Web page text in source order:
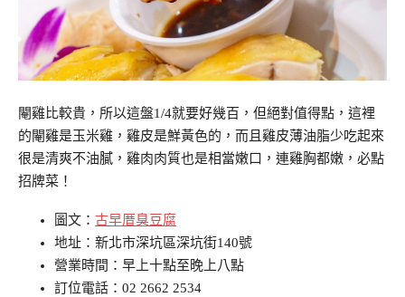
閹雞比較貴，所以這盤1/4就要好幾百，但絕對值得點，這裡
的閹雞是玉米雞，雞皮是鮮黃色的，而且雞皮薄油脂少吃起來
很是清爽不油膩，雞肉肉質也是相當嫩口，連雞胸都嫩，必點
招牌菜！
圖文： 古早厝臭豆腐
地址：新北市深坑區深坑街140號
營業時間：早上十點至晚上八點
訂位電話：02 2662 2534